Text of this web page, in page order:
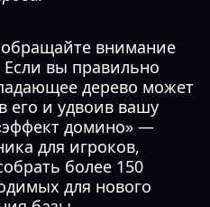
внимание
вы правильно
дерево может
его и удвоив вашу
домино» —
для игроков,
более 150
для нового